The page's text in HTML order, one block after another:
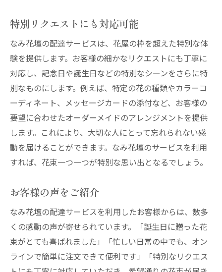
感動を呼ぶ花束の選び方
心に残るフラワーギフトの贈り方
大切な人へのサプライズ演出
特別なリクエストに応えるサービス
感謝の気持ちを伝える花束
喜びを共有するためのアイデア
特別リクエストにも対応可能
なみ花壇の配達サービスは、花屋の枠を超えた特別な体
験を提供します。お客様の細かなリクエストにも丁寧に
対応し、記念日や誕生日などの特別なシーンをさらに特
別なものにします。例えば、特定の花の種類やカラーコ
ーディネート、メッセージカードの添付など、お客様の
要望に合わせたオーダーメイドのアレンジメントを提供
します。これにより、大切な人にとって忘れられない感
動を届けることができます。なみ花壇のサービスを利用
すれば、花束一つ一つが特別な思い出となるでしょう。
お客様の声をご紹介
なみ花壇の配達サービスを利用したお客様からは、数多
くの感動の声が寄せられています。「誕生日に贈った花
束がとても喜ばれました」「忙しい日常の中でも、オン
ラインで簡単に注文できて便利です」「特別なリクエス